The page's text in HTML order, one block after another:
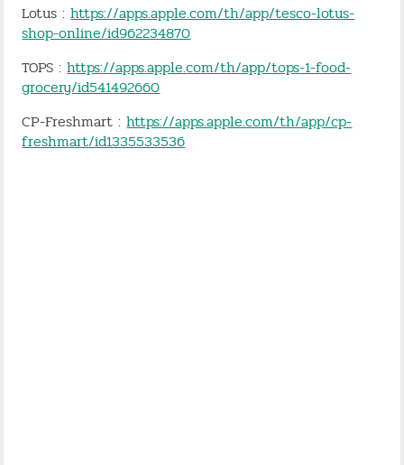
Lotus :https://apps.apple.com/th/app/tesco-lotus-
shop-online/id962234870
TOPS :https://apps.apple.com/th/app/tops-1-food-
grocery/id541492660
CP-Freshmart :https://apps.apple.com/th/app/cp-
freshmart/id1335533536